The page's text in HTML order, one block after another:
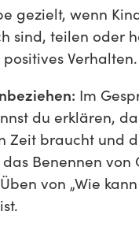
gezielt, wenn
sind, teilen oder
Verhalten.
Im
du erklären,
Zeit braucht und
Benennen von
von „Wie